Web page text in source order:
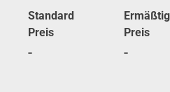
Stan­dard
Preis
-
Preis
-